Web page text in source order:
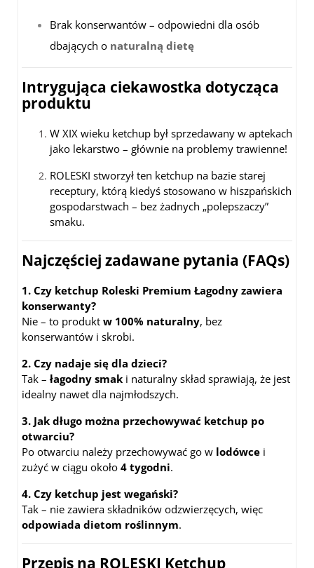
Brak konserwantów – odpowiedni dla osób
dbających o naturalną dietę
Intrygująca ciekawostka dotycząca
produktu
W XIX wieku ketchup był sprzedawany w aptekach
jako lekarstwo – głównie na problemy trawienne!
ROLESKI stworzył ten ketchup na bazie starej
receptury, którą kiedyś stosowano w hiszpańskich
gospodarstwach – bez żadnych „polepszaczy”
smaku.
Najczęściej zadawane pytania (FAQs)
1. Czy ketchup Roleski Premium Łagodny zawiera
konserwanty?
Nie – to produkt w 100% naturalny, bez
konserwantów i skrobi.
2. Czy nadaje się dla dzieci?
Tak – łagodny smak i naturalny skład sprawiają, że jest
idealny nawet dla najmłodszych.
3. Jak długo można przechowywać ketchup po
otwarciu?
Po otwarciu należy przechowywać go w lodówce i
zużyć w ciągu około 4 tygodni.
4. Czy ketchup jest wegański?
Tak – nie zawiera składników odzwierzęcych, więc
odpowiada dietom roślinnym.
Przepis na ROLESKI Ketchup